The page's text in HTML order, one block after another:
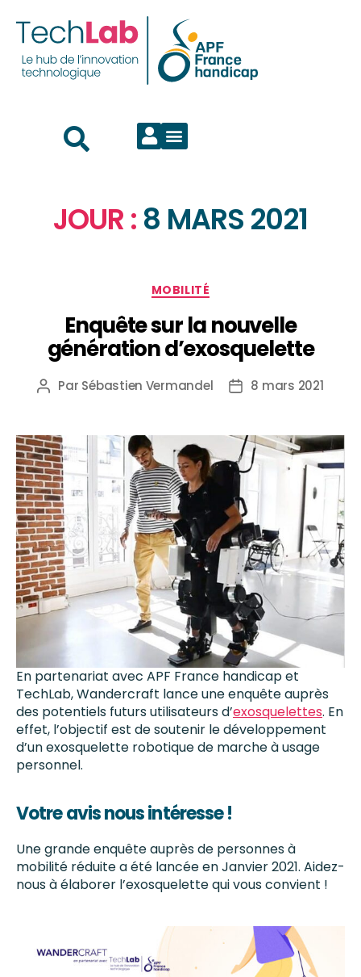
JOUR : 8 MARS 2021
MOBILITÉ
Enquête sur la nouvelle
génération d’exosquelette
Par Sébastien Vermandel 8 mars 2021
En partenariat avec APF France handicap et
TechLab, Wandercraft lance une enquête auprès
des potentiels futurs utilisateurs d’exosquelettes. En
effet, l’objectif est de soutenir le développement
d’un exosquelette robotique de marche à usage
personnel.
Votre avis nous intéresse !
Une grande enquête auprès de personnes à
mobilité réduite a été lancée en Janvier 2021. Aidez-
nous àélaborer l’exosquelette qui vous convient !